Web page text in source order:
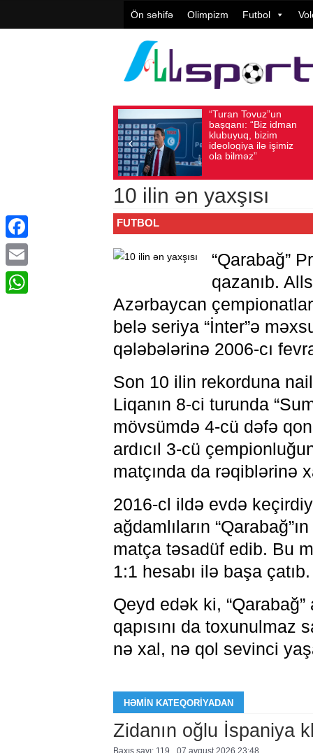
Ön səhifə Olimpizm Futbol
başqanı: “Biz idman
klubuyuq, bizim
ideologiya ilə işimiz
ola bilməz”
Avqust 05, 2026
10 ilin ən yaxşısı
FUTBOL
“Qarabağ”
qazanıb.
Azərbaycan
belə seriya “İnter”ə
qələbələrinə 2006-cı
Son 10 ilin rekorduna
Liqanın 8-ci turunda
mövsümdə 4-cü dəfə
ardıcıl 3-cü
matçında da rəqiblərinə
2016-cl ildə evdə
ağdamlıların
matça təsadüf edib. Bu
1:1 hesabı ilə başa çatıb.
Qeyd edək ki, “Qarabağ”
qapısını da toxunulmaz
nə xal, nə qol sevinci
HƏMIN KATEQORIYADAN
Zidanın oğlu İspaniya
Baxış sayı: 119 07 avqust 2026 23:48
Facebook
Email